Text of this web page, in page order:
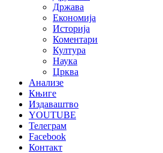
Држава
Економија
Историја
Коментари
Култура
Наука
Црква
Анализе
Књиге
Издаваштво
YOUTUBE
Телеграм
Facebook
Контакт